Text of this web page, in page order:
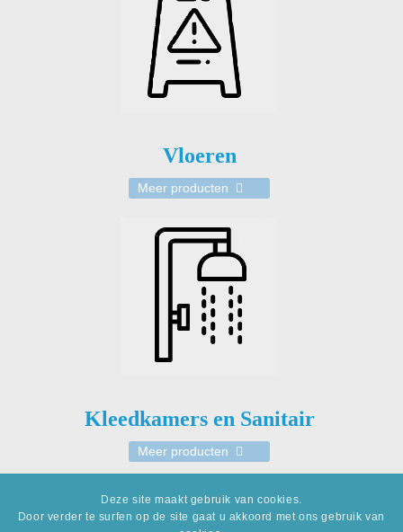
Vloeren
Meer producten
Kleedkamers en Sanitair
Meer producten
Deze site maakt gebruik van cookies.
Door verder te surfen op de site gaat u akkoord met ons gebruik van